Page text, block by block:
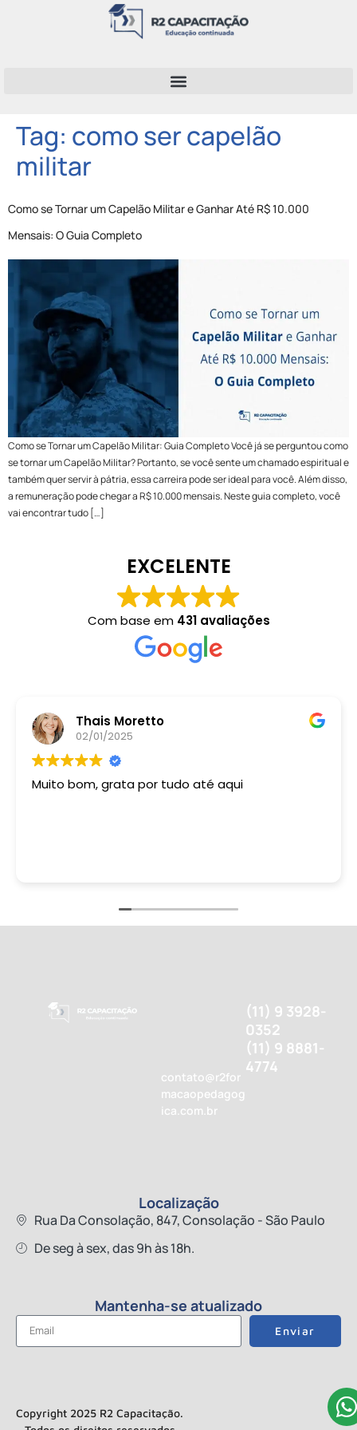
Tag: como ser capelão
militar
Como se Tornar um Capelão Militar e Ganhar Até R$ 10.000
Mensais: O Guia Completo
Como se Tornar um Capelão Militar: Guia Completo Você já se perguntou como
se tornar um Capelão Militar? Portanto, se você sente um chamado espiritual e
também quer servir à pátria, essa carreira pode ser ideal para você. Além disso,
a remuneração pode chegar a R$ 10.000 mensais. Neste guia completo, você
vai encontrar tudo […]
EXCELENTE
Com base em 431 avaliações
Thais Moretto
02/01/2025
Muito bom, grata por tudo até aqui
contato@r2for
macaopedagog
ica.com.br
(11) 9 3928-
0352
(11) 9 8881-
4774
Localização
Rua Da Consolação, 847, Consolação - São Paulo
De seg à sex, das 9h às 18h.
Mantenha-se atualizado
Enviar
Copyright 2025 R2 Capacitação.